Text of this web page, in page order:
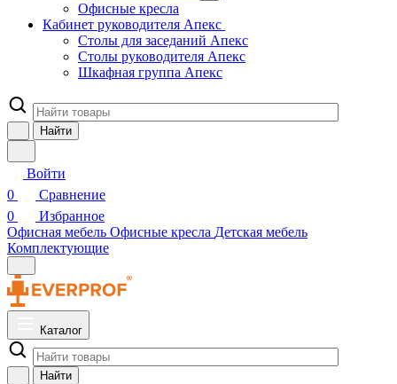
Офисные кресла
Кабинет руководителя Апекс
Столы для заседаний Апекс
Столы руководителя Апекс
Шкафная группа Апекс
Найти
Войти
0
Сравнение
0
Избранное
Офисная мебель Офисные кресла Детская мебель
Комплектующие
Каталог
Найти